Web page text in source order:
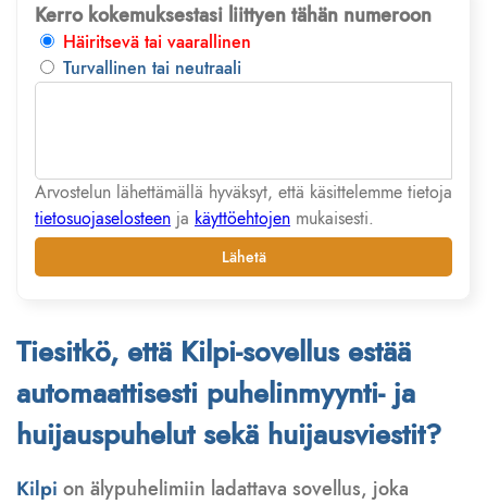
Kerro kokemuksestasi liittyen tähän numeroon
Häiritsevä tai vaarallinen
Turvallinen tai neutraali
Arvostelun lähettämällä hyväksyt, että käsittelemme tietoja
tietosuojaselosteen ja käyttöehtojen mukaisesti.
Lähetä
Tiesitkö, että Kilpi-sovellus estää
automaattisesti puhelinmyynti- ja
huijauspuhelut sekä huijausviestit?
Kilpi on älypuhelimiin ladattava sovellus, joka